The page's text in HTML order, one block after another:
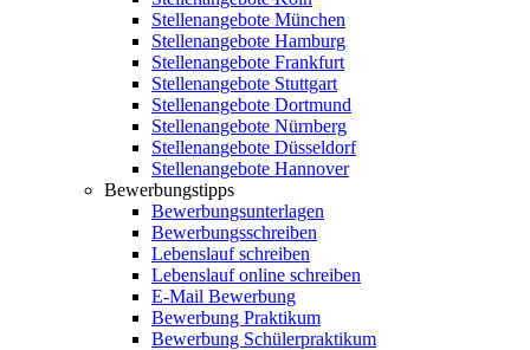
Stellenangebote München
Stellenangebote Hamburg
Stellenangebote Frankfurt
Stellenangebote Stuttgart
Stellenangebote Dortmund
Stellenangebote Nürnberg
Stellenangebote Düsseldorf
Stellenangebote Hannover
Bewerbungstipps
Bewerbungsunterlagen
Bewerbungsschreiben
Lebenslauf schreiben
Lebenslauf online schreiben
E-Mail Bewerbung
Bewerbung Praktikum
Bewerbung Schülerpraktikum